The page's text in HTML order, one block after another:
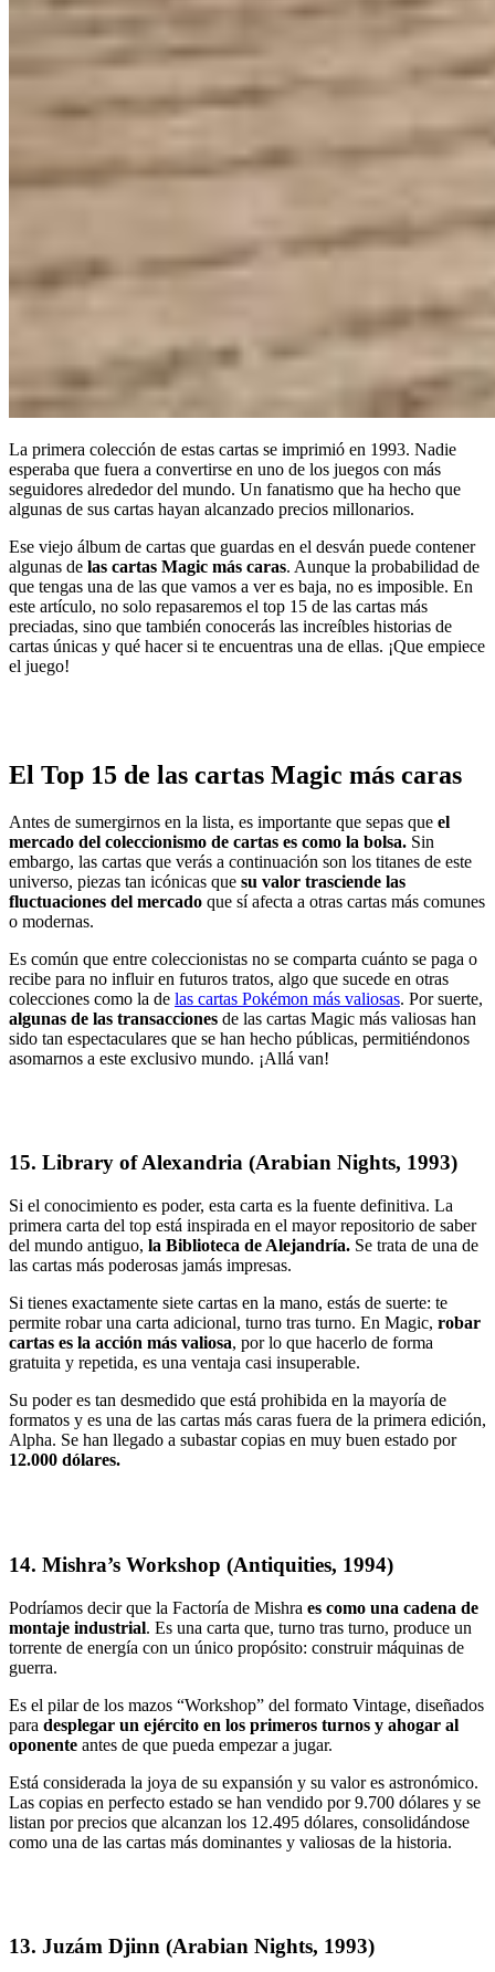
La primera colección de estas cartas se imprimió en 1993. Nadie
esperaba que fuera a convertirse en uno de los juegos con más
seguidores alrededor del mundo. Un fanatismo que ha hecho que
algunas de sus cartas hayan alcanzado precios millonarios.
Ese viejo álbum de cartas que guardas en el desván puede contener
algunas de las cartas Magic más caras. Aunque la probabilidad de
que tengas una de las que vamos a ver es baja, no es imposible. En
este artículo, no solo repasaremos el top 15 de las cartas más
preciadas, sino que también conocerás las increíbles historias de
cartas únicas y qué hacer si te encuentras una de ellas. ¡Que empiece
el juego!
El Top 15 de las cartas Magic más caras
Antes de sumergirnos en la lista, es importante que sepas que el
mercado del coleccionismo de cartas es como la bolsa. Sin
embargo, las cartas que verás a continuación son los titanes de este
universo, piezas tan icónicas que su valor trasciende las
fluctuaciones del mercado que sí afecta a otras cartas más comunes
o modernas.
Es común que entre coleccionistas no se comparta cuánto se paga o
recibe para no influir en futuros tratos, algo que sucede en otras
colecciones como la de las cartas Pokémon más valiosas. Por suerte,
algunas de las transacciones de las cartas Magic más valiosas han
sido tan espectaculares que se han hecho públicas, permitiéndonos
asomarnos a este exclusivo mundo. ¡Allá van!
15. Library of Alexandria (Arabian Nights, 1993)
Si el conocimiento es poder, esta carta es la fuente definitiva. La
primera carta del top está inspirada en el mayor repositorio de saber
del mundo antiguo, la Biblioteca de Alejandría. Se trata de una de
las cartas más poderosas jamás impresas.
Si tienes exactamente siete cartas en la mano, estás de suerte: te
permite robar una carta adicional, turno tras turno. En Magic, robar
cartas es la acción más valiosa, por lo que hacerlo de forma
gratuita y repetida, es una ventaja casi insuperable.
Su poder es tan desmedido que está prohibida en la mayoría de
formatos y es una de las cartas más caras fuera de la primera edición,
Alpha. Se han llegado a subastar copias en muy buen estado por
12.000 dólares.
14. Mishra’s Workshop (Antiquities, 1994)
Podríamos decir que la Factoría de Mishra es como una cadena de
montaje industrial. Es una carta que, turno tras turno, produce un
torrente de energía con un único propósito: construir máquinas de
guerra.
Es el pilar de los mazos “Workshop” del formato Vintage, diseñados
para desplegar un ejército en los primeros turnos y ahogar al
oponente antes de que pueda empezar a jugar.
Está considerada la joya de su expansión y su valor es astronómico.
Las copias en perfecto estado se han vendido por 9.700 dólares y se
listan porprecios que alcanzan los 12.495 dólares, consolidándose
como una de las cartas más dominantes y valiosas de la historia.
13. Juzám Djinn (Arabian Nights, 1993)